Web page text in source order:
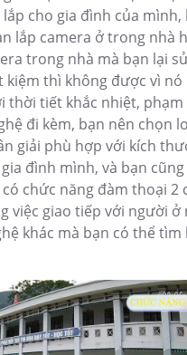
cho gia đình của mình,
lắp camera ở trong nhà
trong nhà mà bạn lại
kiệm thì không được vì nó
thời tiết khắc nhiệt, phạm
đi kèm, bạn nên chọn
giải phù hợp với kích
đình mình, và bạn
chức năng đàm thoại 2
việc giao tiếp với người ở
khác mà bạn có thể tìm